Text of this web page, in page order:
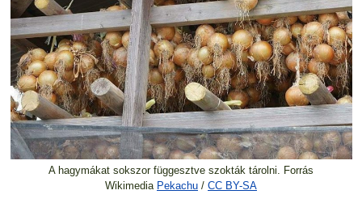
A hagymákat sokszor függesztve szokták tárolni. Forrás
Wikimedia Pekachu / CC BY-SA